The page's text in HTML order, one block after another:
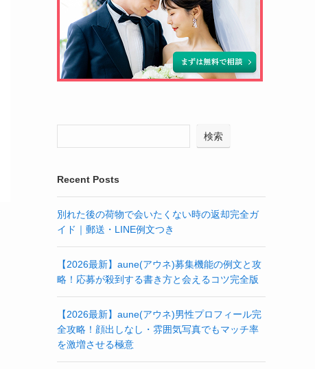
検索
Recent Posts
別れた後の荷物で会いたくない時の返却完全ガ
イド｜郵送・LINE例文つき
【2026最新】aune(アウネ)募集機能の例文と攻
略！応募が殺到する書き方と会えるコツ完全版
【2026最新】aune(アウネ)男性プロフィール完
全攻略！顔出しなし・雰囲気写真でもマッチ率
を激増させる極意